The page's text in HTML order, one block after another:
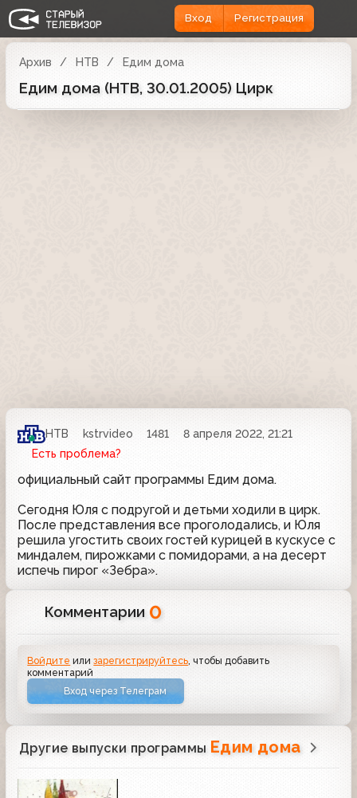
Вход Регистрация
Архив НТВ Едим дома
Едим дома (НТВ, 30.01.2005) Цирк
НТВ kstrvideo 1481
8 апреля 2022, 21:21
Есть проблема?
официальный сайт программы Едим дома.
Сегодня Юля с подругой и детьми ходили в цирк.
После представления все проголодались, и Юля
решила угостить своих гостей курицей в кускусе с
миндалем, пирожками с помидорами, а на десерт
испечь пирог «Зебра».
Комментарии 0
Войдите илизарегистрируйтесь , чтобы добавить
комментарий
Вход через Телеграм
Другие выпуски программы Едим дома